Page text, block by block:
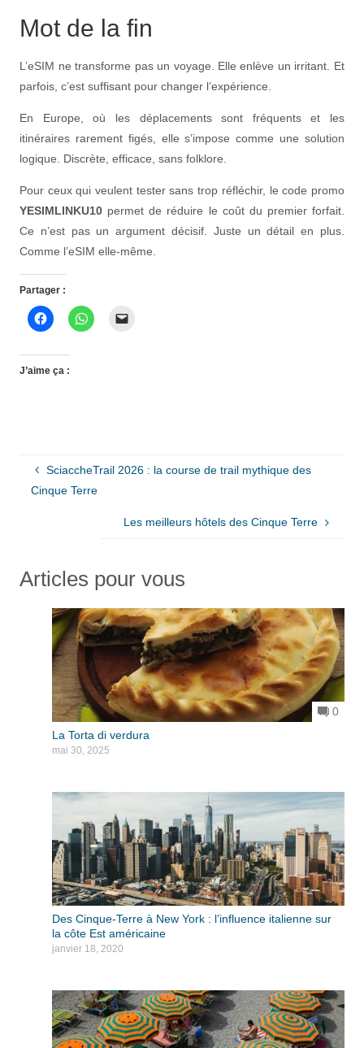
Mot de la fin
L’eSIM ne transforme pas un voyage. Elle enlève un irritant. Et
parfois, c’est suffisant pour changer l’expérience.
En Europe, où les déplacements sont fréquents et les
itinéraires rarement figés, elle s’impose comme une solution
logique. Discrète, efficace, sans folklore.
Pour ceux qui veulent tester sans trop réfléchir, le code promo
YESIMLINKU10 permet de réduire le coût du premier forfait.
Ce n’est pas un argument décisif. Juste un détail en plus.
Comme l’eSIM elle-même.
Partager :
J’aime ça :
SciaccheTrail 2026 : la course de trail mythique des
Cinque Terre
Les meilleurs hôtels des Cinque Terre
Articles pour vous
0
La Torta di verdura
mai 30, 2025
Des Cinque-Terre à New York : l’influence italienne sur
la côte Est américaine
janvier 18, 2020